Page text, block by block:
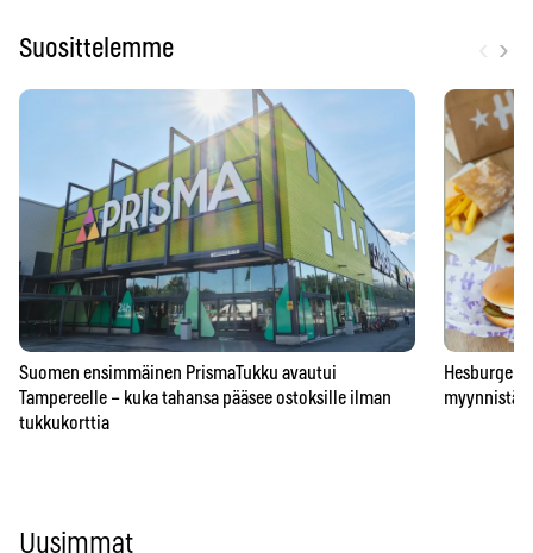
Suosittelemme ›
Suomen ensimmäinen PrismaTukku avautui
Tampereelle – kuka tahansa pääsee ostoksille ilman
tukkukorttia
myynnistä
Uusimmat